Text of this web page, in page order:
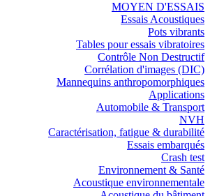
MOYEN D'ESSAIS
Essais Acoustiques
Pots vibrants
Tables pour essais vibratoires
Contrôle Non Destructif
Corrélation d'images (DIC)
Mannequins anthropomorphiques
Applications
Automobile & Transport
NVH
Caractérisation, fatigue & durabilité
Essais embarqués
Crash test
Environnement & Santé
Acoustique environnementale